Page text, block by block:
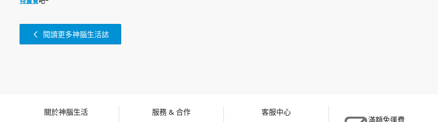
閱讀更多神腦生活誌
關於神腦生活 服務 & 合作 客服中心
滿額免運費